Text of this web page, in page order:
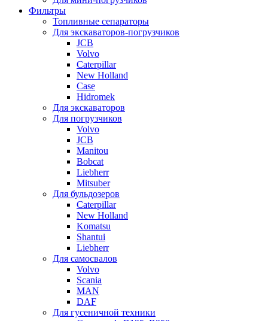
Фильтры
Топливные сепараторы
Для экскаваторов-погрузчиков
JCB
Volvo
Caterpillar
New Holland
Case
Hidromek
Для экскаваторов
Для погрузчиков
Volvo
JCB
Manitou
Bobcat
Liebherr
Mitsuber
Для бульдозеров
Caterpillar
New Holland
Komatsu
Shantui
Liebherr
Для самосвалов
Volvo
Scania
MAN
DAF
Для гусеничной техники